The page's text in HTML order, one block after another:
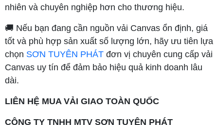
nhiên và chuyên nghiệp hơn cho thương hiệu.
🚚 Nếu bạn đang cần nguồn vải Canvas ổn định, giá
tốt và phù hợp sản xuất số lượng lớn, hãy ưu tiên lựa
chọn SƠN TUYÊN PHÁT đơn vị chuyên cung cấp vải
Canvas uy tín để đảm bảo hiệu quả kinh doanh lâu
dài.
LIÊN HỆ MUA VẢI GIAO TOÀN QUỐC
CÔNG TY TNHH MTV SƠN TUYÊN PHÁT